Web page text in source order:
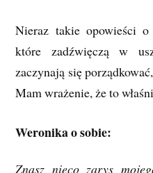
Nieraz takie opowieści o
które zadźwięczą w
zaczynają się
Mam wrażenie, że to
Weronika o sobie:
Znasz nieco zarys